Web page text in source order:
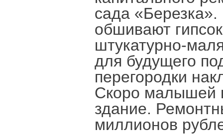
сада
обшивают
штукатурно-
для будущего
перегородки
Скоро малышей
здание.
миллионов